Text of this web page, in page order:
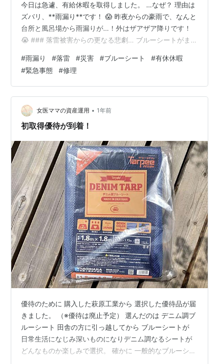
今日は急遽、有給休暇を取得しました。 …なぜ？ 理由は
ズバリ、**雨漏り**です！ 😱 昨夜からの豪雨で、なんと
台所と風呂場から雨漏りが…！外はザアザア降りです！
😭 ### 落雷被害からの更なる悲劇… ブルーシートがまさ
い、9月16日から屋根を剥がして、来週月曜に張り替え工
事をする予定だったんです。 それまでの間、ブルーシー
トで養生していたんですが…今回の豪雨には耐えられな
かったようです。 一部から雨が侵入し、雨漏りという最
悪の事態に…。 😭😭😭 ### 緊急！業者さんへの修理依
頼…
#雨漏り #落雷 #災害 #ブルーシート #有休休暇
#緊急事態 #修理
女医ママの資産運用 • 1年前
初取得優待が到着！
優待のために 購入した萩原工業から 選択した優待品が届
きました。 （※優待は廃止予定） 選んだのは デニム調ブ
ルーシート 田舎の方に引っ越してから ブルーシートが
日常生活になじみ深いものになりデニム調なるシートが
どんなものか楽しみで選択。 確かに 一般的なブルーシー